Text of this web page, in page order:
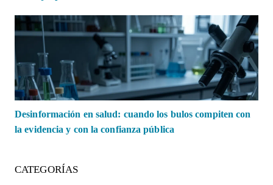
Desinformación en salud: cuando los bulos compiten con
la evidencia y con la confianza pública
CATEGORÍAS